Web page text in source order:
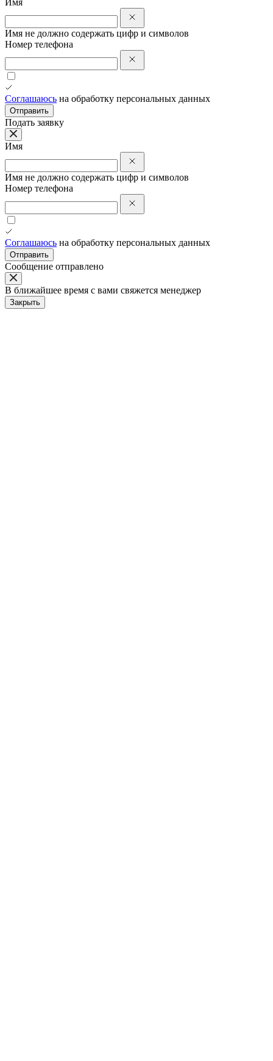
Имя
Имя не должно содержать цифр и символов
Номер телефона
Соглашаюсь на обработку персональных данных
Отправить
Подать заявку
Имя
Имя не должно содержать цифр и символов
Номер телефона
Соглашаюсь на обработку персональных данных
Отправить
Сообщение отправлено
В ближайшее время с вами свяжется менеджер
Закрыть